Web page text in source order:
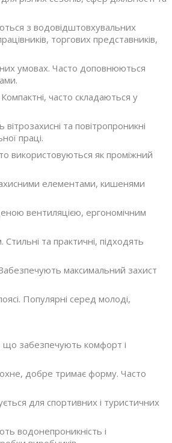
з водовідштовхувальних
торгових представників,
умовах. Часто доповнюються
часто складаються у
та повітропроникні
праці.
використовуються як проміжний
елементами, кишенями
вентиляцією, ергономічним
та практичні, підходять
максимальний захист
Популярні серед молоді,
що забезпечують комфорт і
добре тримає форму. Часто
для спортивних і туристичних
водонепроникність і